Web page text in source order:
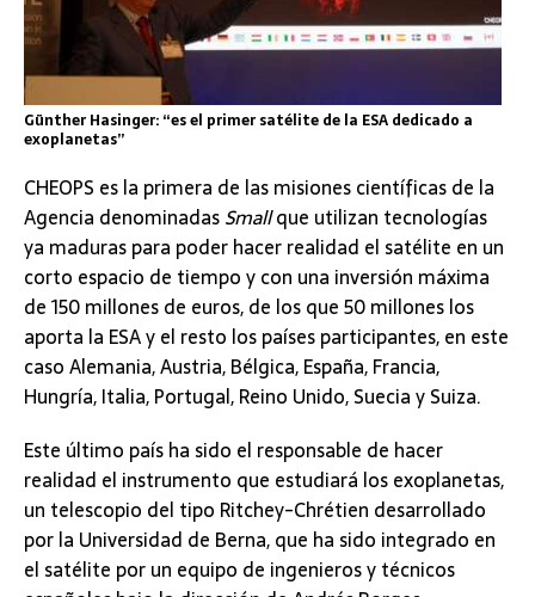
Günther Hasinger: “es el primer satélite de la ESA dedicado a
exoplanetas”
CHEOPS es la primera de las misiones científicas de la
Agencia denominadasSmallque utilizan tecnologías
ya maduras para poder hacer realidad el satélite en un
corto espacio de tiempo y con una inversión máxima
de 150 millones de euros, de los que 50 millones los
aporta la ESA y el resto los países participantes, en este
caso Alemania, Austria, Bélgica, España, Francia,
Hungría, Italia, Portugal, Reino Unido, Suecia y Suiza.
Este último país ha sido el responsable de hacer
realidad el instrumento que estudiará los exoplanetas,
un telescopio del tipo Ritchey-Chrétien desarrollado
por la Universidad de Berna, que ha sido integrado en
el satélite por un equipo de ingenieros y técnicos